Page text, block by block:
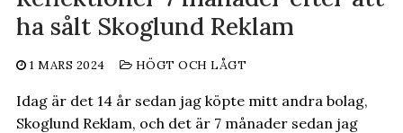
ha sålt Skoglund Reklam
1 MARS 2024 HÖGT OCH LÅGT
Idag är det 14 år sedan jag köpte mitt andra bolag,
Skoglund Reklam, och det är 7 månader sedan jag